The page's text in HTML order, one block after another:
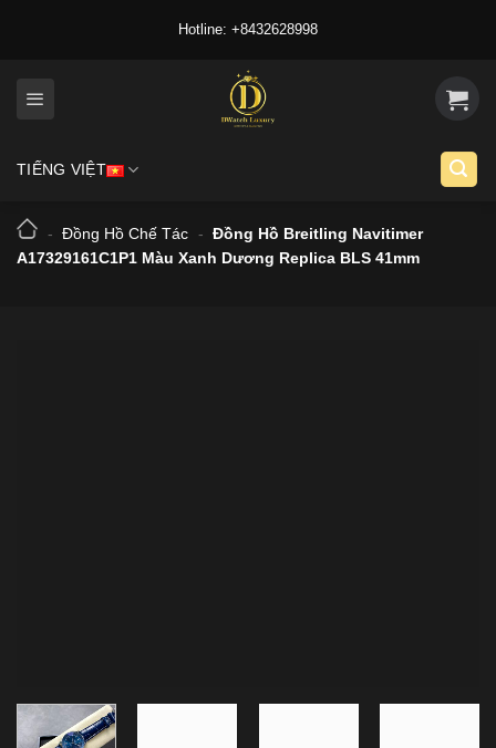
Hotline: +8432628998
TIẾNG VIỆT
- Đồng Hồ Chế Tác - Đồng Hồ Breitling Navitimer
A17329161C1P1 Màu Xanh Dương Replica BLS 41mm